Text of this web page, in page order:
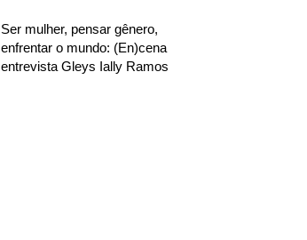
Ser mulher, pensar gênero,
enfrentar o mundo: (En)cena
entrevista Gleys Ially Ramos